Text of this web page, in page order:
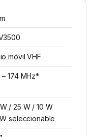
móvil VHF
– 174 MHz*
/ 25 W / 10 W
seleccionable